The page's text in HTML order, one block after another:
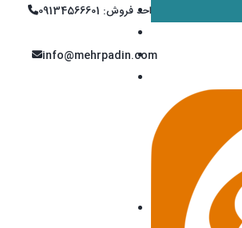
واحد فروش: 09134566601
info@mehrpadin.com